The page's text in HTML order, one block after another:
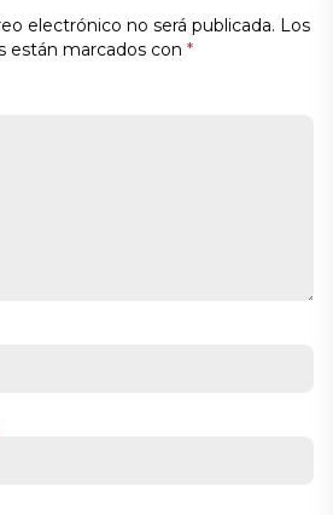
electrónico no será publicada. Los
están marcados con *